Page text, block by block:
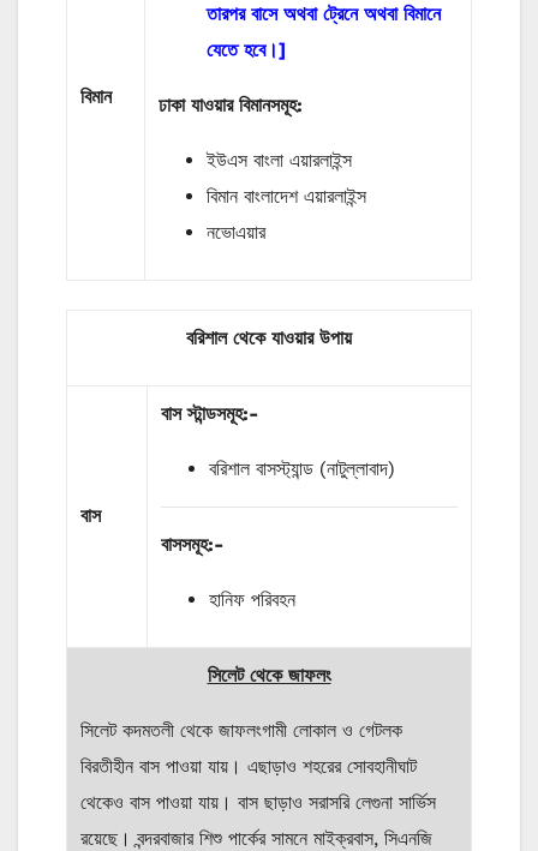
বিমান
তারপর বাসে অথবা ট্রেনে অথবা বিমানে
যেতে হবে।]
ঢাকা যাওয়ার বিমানসমূহ:
ইউএস বাংলা এয়ারলাইন্স
বিমান বাংলাদেশ এয়ারলাইন্স
নভোএয়ার
বরিশাল থেকে যাওয়ার উপায়
বাস
বাস স্টান্ডসমূহ:-
বরিশাল বাসস্ট্যান্ড (নাটুল্লাবাদ)
বাসসমূহ:-
হানিফ পরিবহন
সিলেট থেকে জাফলং
সিলেট কদমতলী থেকে জাফলংগামী লোকাল ও গেটলক
বিরতীহীন বাস পাওয়া যায়। এছাড়াও শহরের সোবহানীঘাট
থেকেও বাস পাওয়া যায়। বাস ছাড়াও সরাসরি লেগুনা সার্ভিস
রয়েছে। বন্দরবাজার শিশু পার্কের সামনে মাইক্রবাস, সিএনজি